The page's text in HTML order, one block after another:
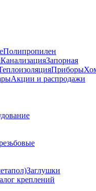
Полипропилен
КанализацияЗапорная
Приборы
Акции и распродажи
Заглушки
креплений